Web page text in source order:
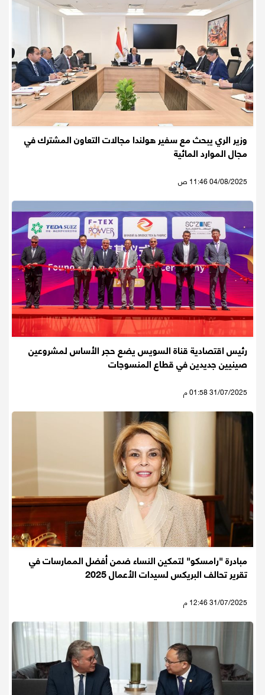
وزير الري يبحث مع سفير هولندا مجالات التعاون المشترك في
مجال الموارد المائية
04/08/2025 11:46 ص
رئيس اقتصادية قناة السويس يضع حجر الأساس لمشروعين
صينيين جديدين في قطاع المنسوجات
31/07/2025 01:58 م
مبادرة "رامسكو" لتمكين النساء ضمن أفضل الممارسات في
تقرير تحالف البريكس لسيدات الأعمال 2025
31/07/2025 12:46 م